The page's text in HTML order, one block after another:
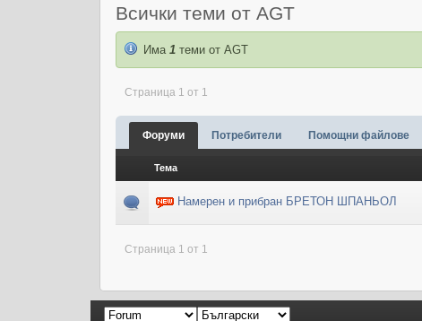
Всички теми от AGT
Има 1теми от AGT
Страница 1 от 1
Форуми Потребители Помощни файлове
Тема
Намерен и прибран БРЕТОН ШПАНЬОЛ
Страница 1 от 1